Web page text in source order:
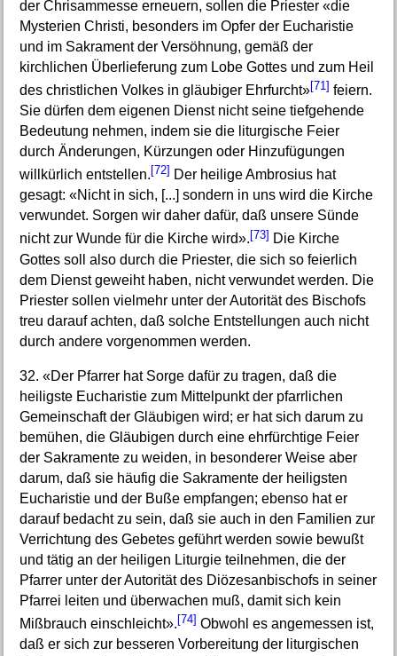
der Chrisammesse erneuern, sollen die Priester «die
Mysterien Christi, besonders im Opfer der Eucharistie
und im Sakrament der Versöhnung, gemäß der
kirchlichen Überlieferung zum Lobe Gottes und zum Heil
des christlichen Volkes in gläubiger Ehrfurcht»[71] feiern.
Sie dürfen dem eigenen Dienst nicht seine tiefgehende
Bedeutung nehmen, indem sie die liturgische Feier
durch Änderungen, Kürzungen oder Hinzufügungen
willkürlich entstellen. [72] Der heilige Ambrosius hat
gesagt: «Nicht in sich, [...] sondern in uns wird die Kirche
verwundet. Sorgen wir daher dafür, daß unsere Sünde
nicht zur Wunde für die Kirche wird».[73] Die Kirche
Gottes soll also durch die Priester, die sich so feierlich
dem Dienst geweiht haben, nicht verwundet werden. Die
Priester sollen vielmehr unter der Autorität des Bischofs
treu darauf achten, daß solche Entstellungen auch nicht
durch andere vorgenommen werden.
32. «Der Pfarrer hat Sorge dafür zu tragen, daß die
heiligste Eucharistie zum Mittelpunkt der pfarrlichen
Gemeinschaft der Gläubigen wird; er hat sich darum zu
bemühen, die Gläubigen durch eine ehrfürchtige Feier
der Sakramente zu weiden, in besonderer Weise aber
darum, daß sie häufig die Sakramente der heiligsten
Eucharistie und der Buße empfangen; ebenso hat er
darauf bedacht zu sein, daß sie auch in den Familien zur
Verrichtung des Gebetes geführt werden sowie bewußt
und tätig an der heiligen Liturgie teilnehmen, die der
Pfarrer unter der Autorität des Diözesanbischofs in seiner
Pfarrei leiten und überwachen muß, damit sich kein
Mißbrauch einschleicht». [74] Obwohl es angemessen ist,
daß er sich zur besseren Vorbereitung der liturgischen